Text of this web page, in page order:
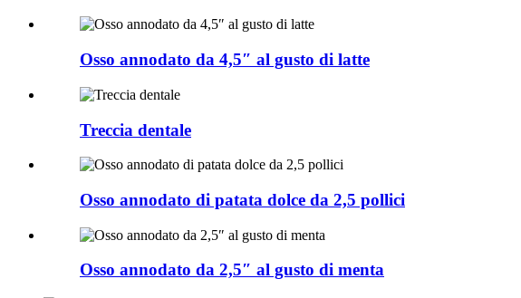
Osso annodato da 4,5″ al gusto di latte
Treccia dentale
Osso annodato di patata dolce da 2,5 pollici
Osso annodato da 2,5″ al gusto di menta